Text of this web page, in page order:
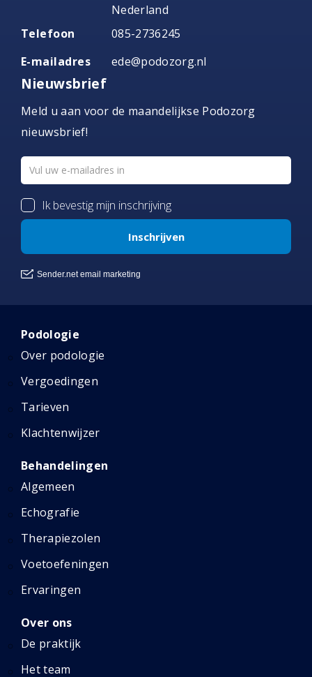
Nederland
Telefoon
085-2736245
E-mailadres
ede@podozorg.nl
Nieuwsbrief
Meld u aan voor de maandelijkse Podozorg
nieuwsbrief!
Podologie
Over podologie
Vergoedingen
Tarieven
Klachtenwijzer
Behandelingen
Algemeen
Echografie
Therapiezolen
Voetoefeningen
Ervaringen
Over ons
De praktijk
Het team